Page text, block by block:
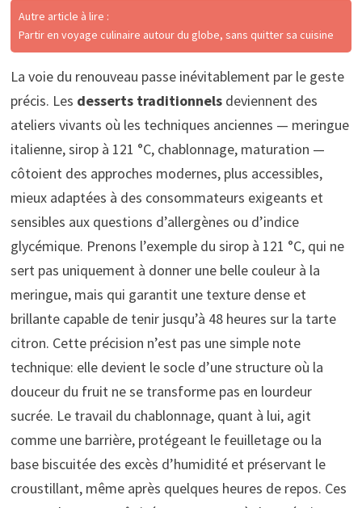
Autre article à lire :
Partir en voyage culinaire autour du globe, sans quitter sa cuisine
La voie du renouveau passe inévitablement par le geste
précis. Les desserts traditionnelsdeviennent des
ateliers vivants où les techniques anciennes — meringue
italienne, sirop à 121 °C, chablonnage, maturation —
côtoient des approches modernes, plus accessibles,
mieux adaptées à des consommateurs exigeants et
sensibles aux questions d’allergènes ou d’indice
glycémique. Prenons l’exemple du sirop à 121 °C, qui ne
sert pas uniquement à donner une belle couleur à la
meringue, mais qui garantit une texture dense et
brillante capable de tenir jusqu’à 48 heures sur la tarte
citron. Cette précision n’est pas une simple note
technique: elle devient le socle d’une structure où la
douceur du fruit ne se transforme pas en lourdeur
sucrée. Le travail du chablonnage, quant à lui, agit
comme une barrière, protégeant le feuilletage ou la
base biscuitée des excès d’humidité et préservant le
croustillant, même après quelques heures de repos. Ces